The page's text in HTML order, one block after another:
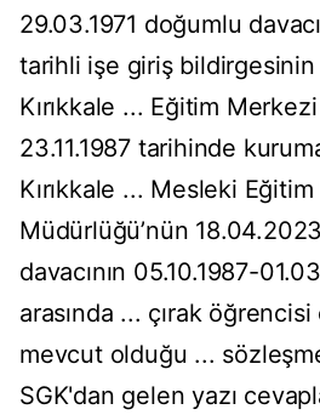
29.03.1971 doğumlu
tarihli işe giriş bildirgesinin
Kırıkkale ... Eğitim
23.11.1987 tarihinde
Kırıkkale ... Mesleki
Müdürlüğü’nün
davacının 05.10.1987-
arasında ... çırak öğrencisi
mevcut olduğu ...
SGK'dan gelen yazı